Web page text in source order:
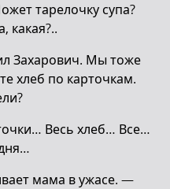
тарелочку супа?
Захарович. Мы тоже
хлеб по карточкам.
Весь хлеб… Все…
мама в ужасе. —